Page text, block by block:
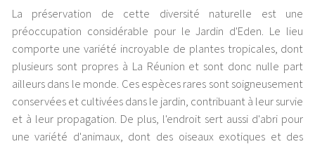
La préservation de cette diversité naturelle est une
préoccupation considérable pour le Jardin d'Eden. Le lieu
comporte une variété incroyable de plantes tropicales, dont
plusieurs sont propres à La Réunion et sont donc nulle part
ailleurs dans le monde. Ces espèces rares sont soigneusement
conservées et cultivées dans le jardin, contribuant à leur survie
et à leur propagation. De plus, l'endroit sert aussi d'abri pour
une variété d'animaux, dont des oiseaux exotiques et des